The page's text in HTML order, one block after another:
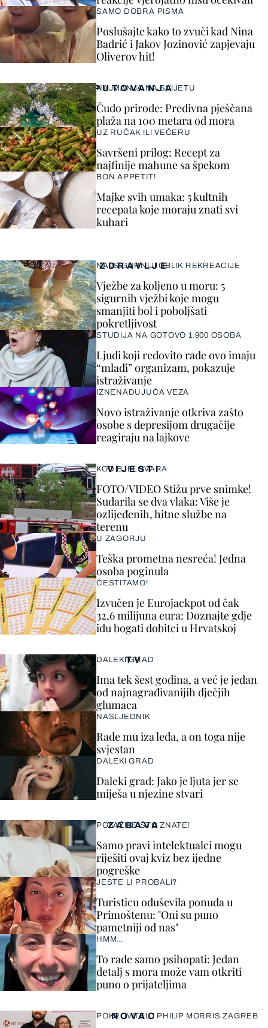
VIJESTI
KOD BJELOVARA
FOTO/VIDEO Stižu prve snimke!
Sudarila se dva vlaka: Više je
ozlijeđenih, hitne službe na
terenu
U ZAGORJU
Teška prometna nesreća! Jedna
osoba poginula
ČESTITAMO!
Izvučen je Eurojackpot od čak
32,6 milijuna eura: Doznajte gdje
idu bogati dobitci u Hrvatskoj
SAMO DOBRA PISMA
Poslušajte kako to zvuči kad Nina
Badrić i Jakov Jozinović zapjevaju
Oliverov hit!
ZDRAVLJE
NAJSIGURNIJI OBLIK REKREACIJE
Vježbe za koljeno u moru: 5
sigurnih vježbi koje mogu
smanjiti bol i poboljšati
pokretljivost
STUDIJA NA GOTOVO 1.900 OSOBA
Ljudi koji redovito rade ovo imaju
“mlađi” organizam, pokazuje
istraživanje
IZNENAĐUJUĆA VEZA
Novo istraživanje otkriva zašto
osobe s depresijom drugačije
reagiraju na lajkove
ZABAVA
POKAŽITE ŠTO ZNATE!
Samo pravi intelektualci mogu
riješiti ovaj kviz bez ijedne
pogreške
JESTE LI PROBALI?
Turisticu oduševila ponuda u
Primoštenu: "Oni su puno
pametniji od nas"
HMM…
To rade samo psihopati: Jedan
detalj s mora može vam otkriti
puno o prijateljima
TV
DALEKI GRAD
Ima tek šest godina, a već je jedan
od najnagrađivanijih dječjih
glumaca
NASLJEDNIK
Rade mu iza leđa, a on toga nije
svjestan
DALEKI GRAD
Daleki grad: Jako je ljuta jer se
miješa u njezine stvari
PUTOVANJA
NAJMANJA NA SVIJETU
Čudo prirode: Predivna pješčana
plaža na 100 metara od mora
UZ RUČAK ILI VEČERU
Savršeni prilog: Recept za
najfinije mahune sa špekom
BON APPETIT!
Majke svih umaka: 5 kultnih
recepata koje moraju znati svi
kuhari
NOVAC
POKROVITELJ PHILIP MORRIS ZAGREB